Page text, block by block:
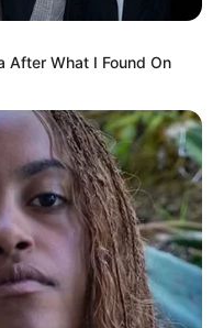
After What I Found On